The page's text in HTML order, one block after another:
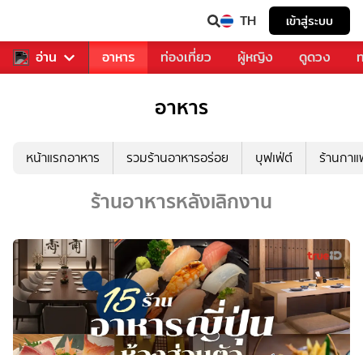
TH เข้าสู่ระบบ
อ่าน
รวงการเพลง อาหาร ท่องเที่ยว ผู้หญิง ดูดวง
อาหาร
หน้าแรกอาหาร รวมร้านอาหารอร่อย บุฟเฟ่ต์ ร้านกา
ร้านอาหารหลังเลิกงาน